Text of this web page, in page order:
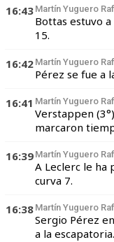
16:43 Martín Yuguero
Bottas estuvo
15.
16:42 Martín Yuguero
Pérez se fue a
16:41 Martín Yuguero
Verstappen
marcaron
16:39 Martín Yuguero
A Leclerc le ha
curva 7.
16:38 Martín Yuguero
Sergio Pérez
a la escapatoria.